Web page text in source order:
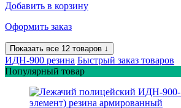
Добавить в корзину
Оформить заказ
Показать все 12 товаров ↓
ИДН-900 резина Быстрый заказ товаров
Популярный товар